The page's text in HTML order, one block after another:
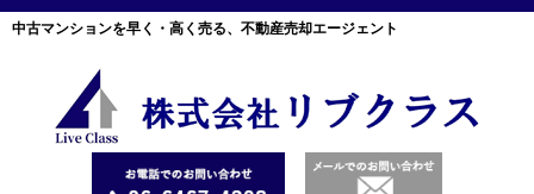
中古マンションを早く・高く売る、不動産売却エージェント